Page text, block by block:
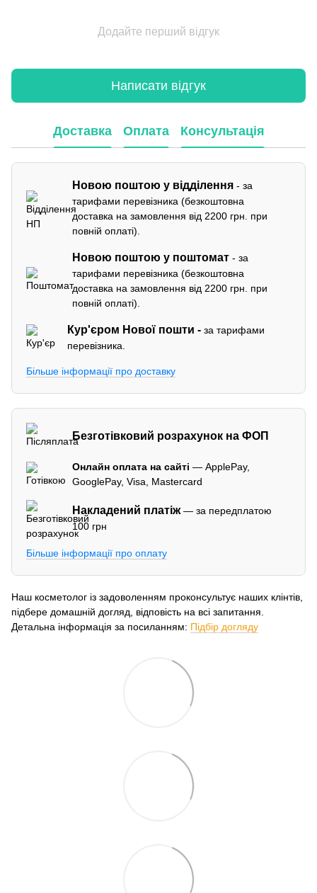
Додайте перший відгук
Написати відгук
Доставка Оплата Консультація
Новою поштою у відділення - за
тарифами перевізника (безкоштовна
доставка на замовлення від 2200 грн. при
повній оплаті).
Новою поштою у поштомат - за
тарифами перевізника (безкоштовна
доставка на замовлення від 2200 грн. при
повній оплаті).
Кур'єром Нової пошти -за тарифами
перевізника.
Більше інформації про доставку
Безготівковий розрахунок на ФОП
Онлайн оплата на сайті — ApplePay,
GooglePay, Visa, Mastercard
Накладений платіж— за передплатою
100 грн
Більше інформації про оплату
Наш косметолог із задоволенням проконсультує наших клінтів,
підбере домашній догляд, відповість на всі запитання.
Детальна інформація за посиланням: Підбір догляду